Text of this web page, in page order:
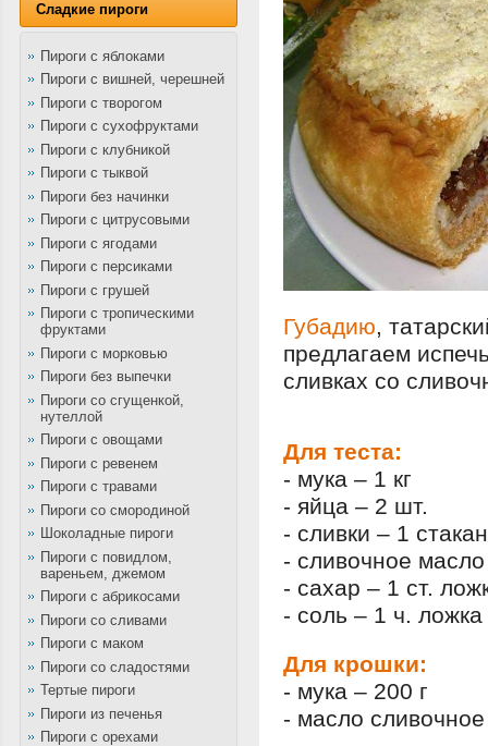
Сладкие пироги
Пироги с яблоками
Пироги с вишней, черешней
Пироги с творогом
Пироги с сухофруктами
Пироги с клубникой
Пироги с тыквой
Пироги без начинки
Пироги с цитрусовыми
Пироги с ягодами
Пироги с персиками
Пироги с грушей
Пироги с тропическими
фруктами
Пироги с морковью
Пироги без выпечки
Пироги со сгущенкой,
нутеллой
Пироги с овощами
Пироги с ревенем
Пироги с травами
Пироги со смородиной
Шоколадные пироги
Пироги с повидлом,
вареньем, джемом
Пироги с абрикосами
Пироги со сливами
Пироги с маком
Пироги со сладостями
Тертые пироги
Пироги из печенья
Пироги с орехами
Губадию,
предлагаем
сливках со
Для теста:
- мука – 1 кг
- яйца – 2 шт.
- сливки – 1 стакан
- сливочное
- сахар – 1 ст.
- соль – 1 ч. ложка
Для крошки:
- мука – 200 г
- масло